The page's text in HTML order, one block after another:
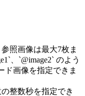
照画像は最大7枚ま
、`@image2` のよう
ド画像を指定できま
整数秒を指定でき